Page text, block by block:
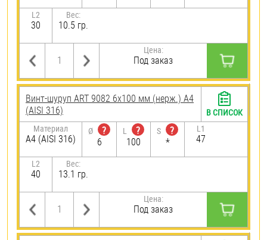
L2
30
Вес:
10.5 гр.
Цена:
Под заказ
Винт-шуруп ART 9082 6х100 мм (нерж.) A4
(AISI 316)
Материал
A4 (AISI 316)
Ø
?
6
L
?
100
S
?
*
L1
47
L2
40
Вес:
13.1 гр.
Цена:
Под заказ
В СПИСОК